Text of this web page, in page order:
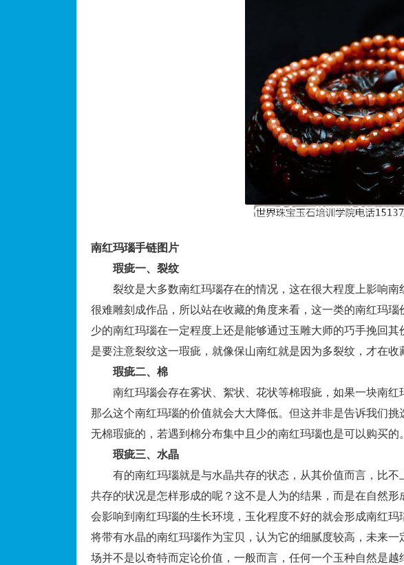
南红玛瑙手链图片
瑕疵一、裂纹
裂纹是大多数南红玛瑙存在的情况，这在很大程度上影响南
很难雕刻成作品，所以站在收藏的角度来看，这一类的南红玛
少的南红玛瑙在一定程度上还是能够通过玉雕大师的巧手挽回
是要注意裂纹这一瑕疵，就像保山南红就是因为多裂纹，才在收
瑕疵二、棉
南红玛瑙会存在雾状、絮状、花状等棉瑕疵，如果一块南红
那么这个南红玛瑙的价值就会大大降低。但这并非是告诉我们
无棉瑕疵的，若遇到棉分布集中且少的南红玛瑙也是可以购买的。
瑕疵三、水晶
有的南红玛瑙就是与水晶共存的状态，从其价值而言，比不
共存的状况是怎样形成的呢？这不是人为的结果，而是在自然
会影响到南红玛瑙的生长环境，玉化程度不好的就会形成南红
将带有水晶的南红玛瑙作为宝贝，认为它的细腻度较高，未来
场并不是以奇特而定论价值，一般而言，任何一个玉种自然是